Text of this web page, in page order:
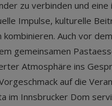
zu verbinden und
Impulse, kulturelle
Auch vor
gemeinsamen
Atmosphäre ins
auf die
im Innsbrucker Dom